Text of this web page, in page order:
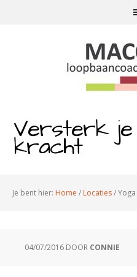
Versterk je
kracht
Je bent hier: Home / Locaties/
04/07/2016 DOOR CONNIE